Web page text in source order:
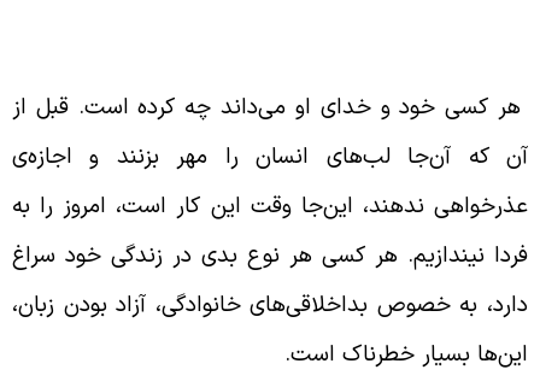
کسی خود و خدای او می‌داند چه کرده است. قبل از
که آن‌جا لب‌های انسان را مهر بزنند و اجازه‌ی
ندهند، این‌جا وقت این کار است، امروز را به
نیندازیم. هر کسی هر نوع بدی در زندگی خود سراغ
به خصوص بداخلاقی‌های خانوادگی، آزاد بودن زبان،
بسیار خطرناک است.